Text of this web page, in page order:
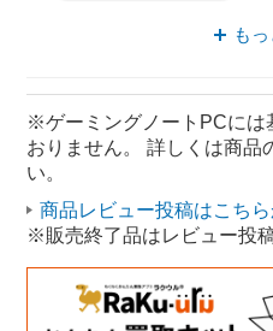
RTXシリーズ ノートパソコ
ゲーミングノートPC
ゲーミングノートPC
も
※ゲーミングノートPCには
おりません。 詳しくは商品
い。
商品レビュー投稿はこちら
※販売終了品はレビュー投